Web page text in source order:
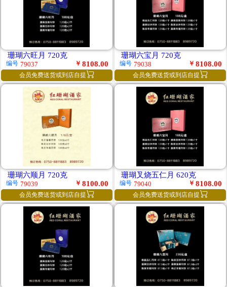
珊瑚六旺月 720克
编号 79037 ￥ 8108.00
会员免费送货或到店自提 
珊瑚六宝月 720克
编号 79038 ￥ 8108.00
会员免费送货或到店自提 
珊瑚六顺月 720克
编号 79039 ￥ 8100.00
会员免费送货或到店自提 
珊瑚叉烧五仁月 620克
编号 79040 ￥ 8108.00
会员免费送货或到店自提 